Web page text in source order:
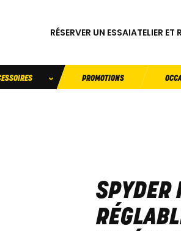
RÉSERVER UN ESSAIATELIER ET
PROMOTIONS
SPYDER